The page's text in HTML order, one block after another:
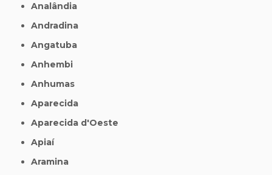
Analândia
Andradina
Angatuba
Anhembi
Anhumas
Aparecida
Aparecida d'Oeste
Apiaí
Aramina